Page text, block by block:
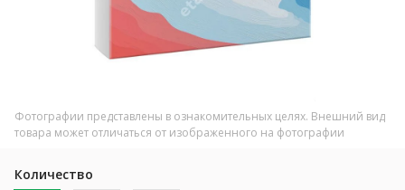
Фотографии представлены в ознакомительных целях. Внешний вид
товара может отличаться от изображенного на фотографии
Количество